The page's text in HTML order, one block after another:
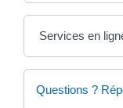
Services en
Questions ?